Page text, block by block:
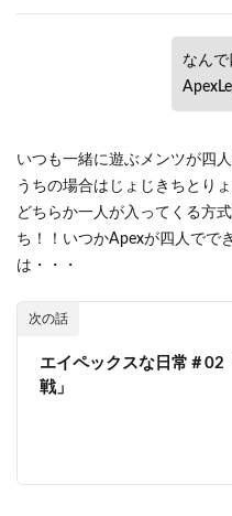
なんで
いつも一緒に遊ぶメンツが四
うちの場合はじょじきちとり
どちらか一人が入ってくる方
ち！！いつかApexが四人でで
は・・・
次の話
エイペックスな日常＃02
戦」